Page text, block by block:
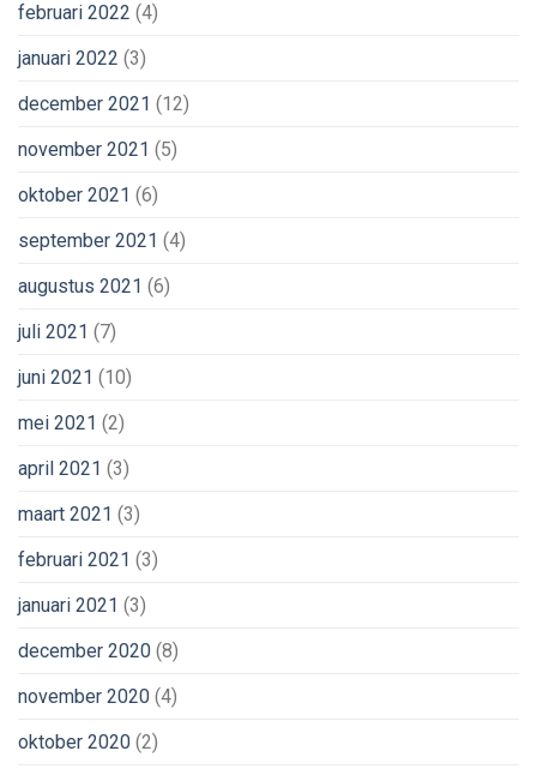
februari 2022 (4)
januari 2022 (3)
december 2021 (12)
november 2021 (5)
oktober 2021 (6)
september 2021 (4)
augustus 2021 (6)
juli 2021 (7)
juni 2021 (10)
mei 2021 (2)
april 2021 (3)
maart 2021 (3)
februari 2021 (3)
januari 2021 (3)
december 2020 (8)
november 2020 (4)
oktober 2020 (2)